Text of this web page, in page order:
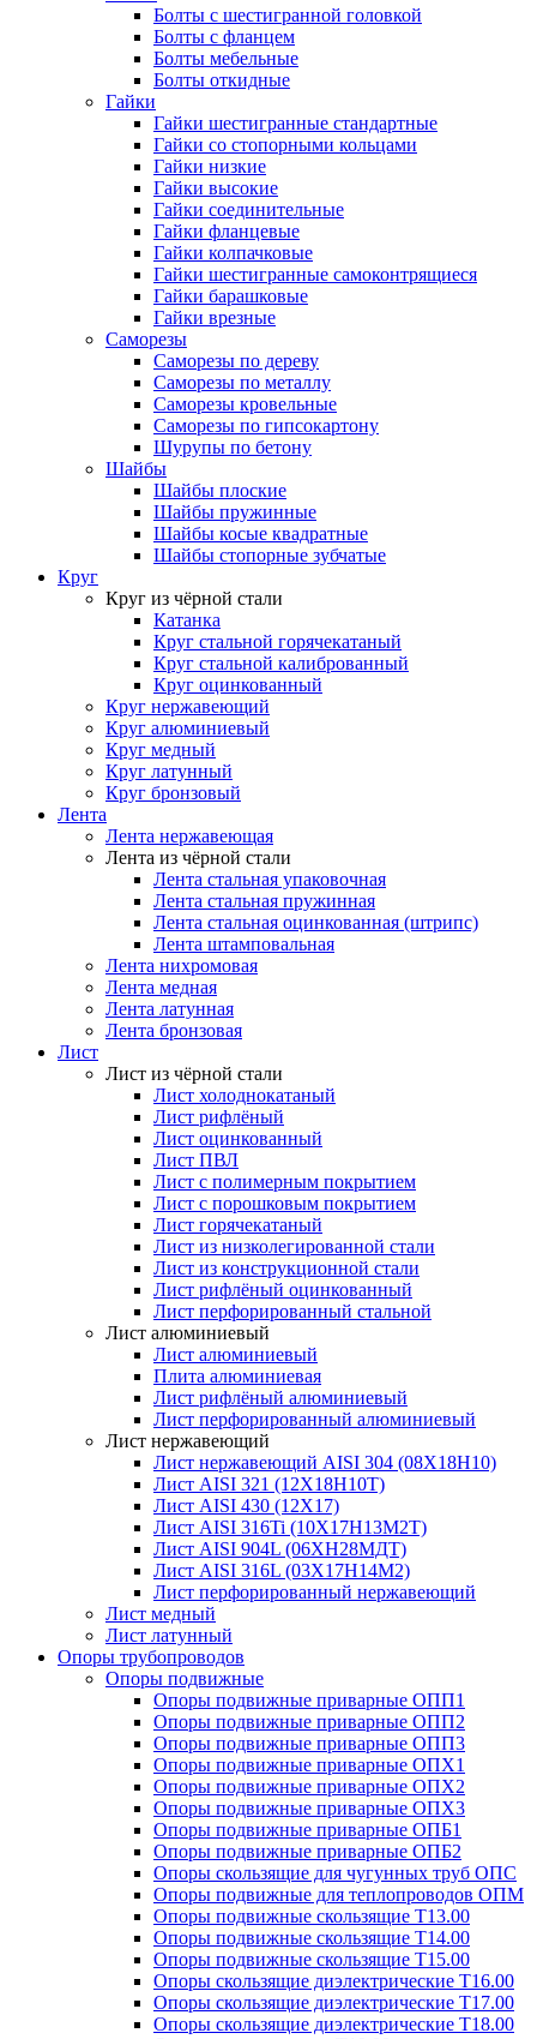
Болты с шестигранной головкой
Болты с фланцем
Болты мебельные
Болты откидные
Гайки
Гайки шестигранные стандартные
Гайки со стопорными кольцами
Гайки низкие
Гайки высокие
Гайки соединительные
Гайки фланцевые
Гайки колпачковые
Гайки шестигранные самоконтрящиеся
Гайки барашковые
Гайки врезные
Саморезы
Саморезы по дереву
Саморезы по металлу
Саморезы кровельные
Саморезы по гипсокартону
Шурупы по бетону
Шайбы
Шайбы плоские
Шайбы пружинные
Шайбы косые квадратные
Шайбы стопорные зубчатые
Круг
Круг из чёрной стали
Катанка
Круг стальной горячекатаный
Круг стальной калиброванный
Круг оцинкованный
Круг нержавеющий
Круг алюминиевый
Круг медный
Круг латунный
Круг бронзовый
Лента
Лента нержавеющая
Лента из чёрной стали
Лента стальная упаковочная
Лента стальная пружинная
Лента стальная оцинкованная (штрипс)
Лента штамповальная
Лента нихромовая
Лента медная
Лента латунная
Лента бронзовая
Лист
Лист из чёрной стали
Лист холоднокатаный
Лист рифлёный
Лист оцинкованный
Лист ПВЛ
Лист с полимерным покрытием
Лист с порошковым покрытием
Лист горячекатаный
Лист из низколегированной стали
Лист из конструкционной стали
Лист рифлёный оцинкованный
Лист перфорированный стальной
Лист алюминиевый
Лист алюминиевый
Плита алюминиевая
Лист рифлёный алюминиевый
Лист перфорированный алюминиевый
Лист нержавеющий
Лист нержавеющий AISI 304 (08Х18Н10)
Лист AISI 321 (12Х18Н10Т)
Лист AISI 430 (12Х17)
Лист AISI 316Ti (10Х17Н13М2Т)
Лист AISI 904L (06ХН28МДТ)
Лист AISI 316L (03Х17Н14М2)
Лист перфорированный нержавеющий
Лист медный
Лист латунный
Опоры трубопроводов
Опоры подвижные
Опоры подвижные приварные ОПП1
Опоры подвижные приварные ОПП2
Опоры подвижные приварные ОПП3
Опоры подвижные приварные ОПХ1
Опоры подвижные приварные ОПХ2
Опоры подвижные приварные ОПХ3
Опоры подвижные приварные ОПБ1
Опоры подвижные приварные ОПБ2
Опоры скользящие для чугунных труб ОПС
Опоры подвижные для теплопроводов ОПМ
Опоры подвижные скользящие Т13.00
Опоры подвижные скользящие Т14.00
Опоры подвижные скользящие Т15.00
Опоры скользящие диэлектрические Т16.00
Опоры скользящие диэлектрические Т17.00
Опоры скользящие диэлектрические Т18.00